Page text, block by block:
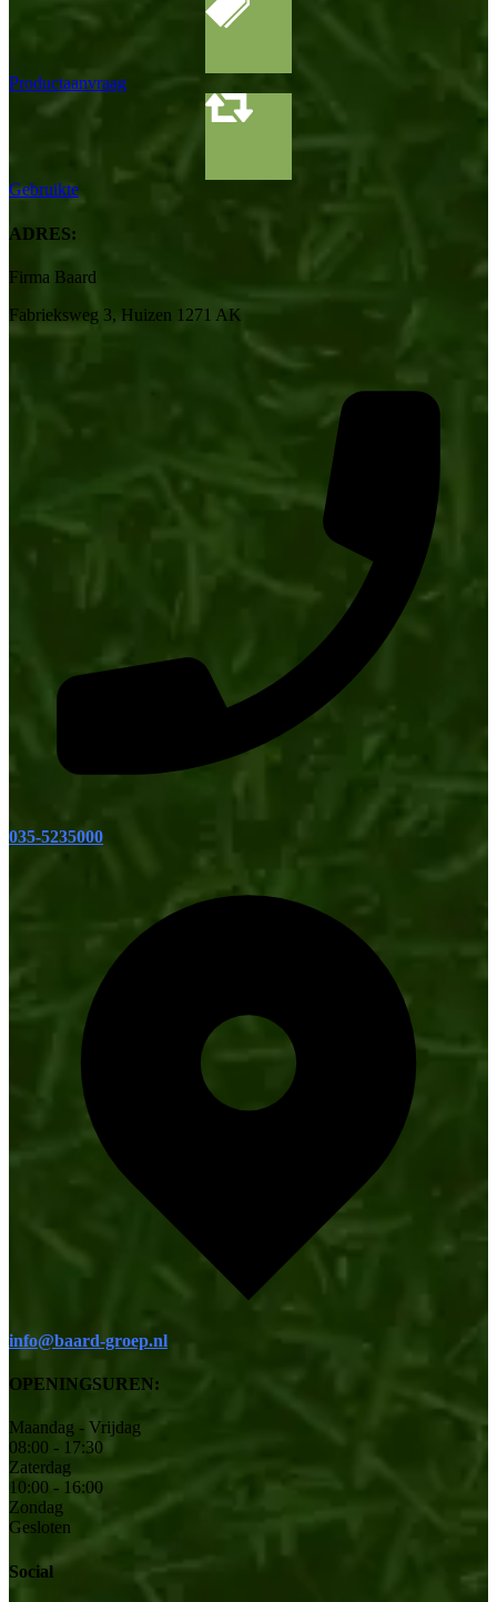
Productaanvraag
Gebruikte
ADRES:
Firma Baard
Fabrieksweg 3, Huizen 1271 AK
035-5235000
info@baard-groep.nl
OPENINGSUREN:
Maandag - Vrijdag
08:00 - 17:30
Zaterdag
10:00 - 16:00
Zondag
Gesloten
Social